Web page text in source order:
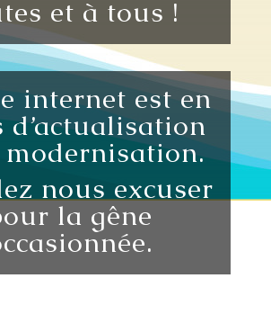
et à tous !
internet est en
d’actualisation
modernisation.
nous excuser
la gêne